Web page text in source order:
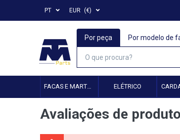
PT EUR (€)
Por peça Por modelo de
ELÉTRICO
Avaliações de